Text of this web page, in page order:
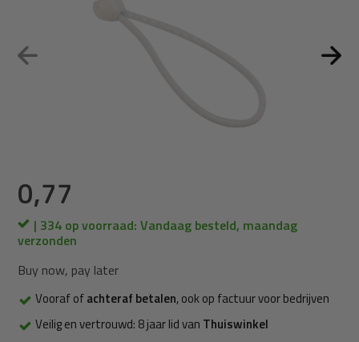
0,77
| 334 op voorraad: Vandaag besteld, maandag
verzonden
Buy now, pay later
Vooraf ofachteraf betalen, ook op factuur voor bedrijven
Veilig en vertrouwd: 8 jaar lid van Thuiswinkel